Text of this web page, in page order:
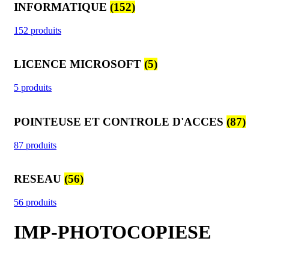
INFORMATIQUE (152)
152 produits
LICENCE MICROSOFT (5)
5 produits
POINTEUSE ET CONTROLE D'ACCES (87)
87 produits
RESEAU (56)
56 produits
IMP-PHOTOCOPIESE